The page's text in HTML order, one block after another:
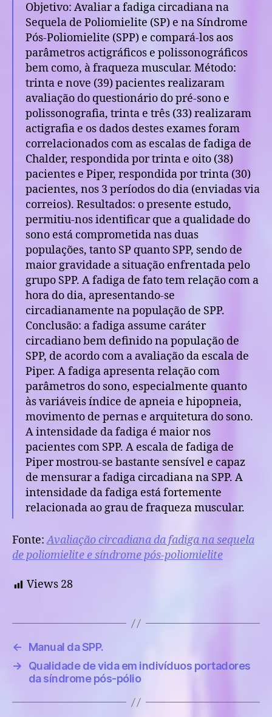
sequela
de
poliomielite
e
síndrome
pós-
poliomielite
Objetivo: Avaliar a fadiga circadiana na
Sequela de Poliomielite (SP) e na Síndrome
Pós-Poliomielite (SPP) e compará-los aos
parâmetros actigráficos e polissonográficos
bem como, à fraqueza muscular. Método:
trinta e nove (39) pacientes realizaram
avaliação do questionário do pré-sono e
polissonografia, trinta e três (33) realizaram
actigrafia e os dados destes exames foram
correlacionados com as escalas de fadiga de
Chalder, respondida por trinta e oito (38)
pacientes e Piper, respondida por trinta (30)
pacientes, nos 3 períodos do dia (enviadas via
correios). Resultados: o presente estudo,
permitiu-nos identificar que a qualidade do
sono está comprometida nas duas
populações, tanto SP quanto SPP, sendo de
maior gravidade a situação enfrentada pelo
grupo SPP. A fadiga de fato tem relação com a
hora do dia, apresentando-se
circadianamente na população de SPP.
Conclusão: a fadiga assume caráter
circadiano bem definido na população de
SPP, de acordo com a avaliação da escala de
Piper. A fadiga apresenta relação com
parâmetros do sono, especialmente quanto
às variáveis índice de apneia e hipopneia,
movimento de pernas e arquitetura do sono.
A intensidade da fadiga é maior nos
pacientes com SPP. A escala de fadiga de
Piper mostrou-se bastante sensível e capaz
de mensurar a fadiga circadiana na SPP. A
intensidade da fadiga está fortemente
relacionada ao grau de fraqueza muscular.
Fonte:Avaliação circadiana da fadiga na sequela
de poliomielite e síndrome pós-poliomielite
Views 28
←
Manual da SPP.
→
Qualidade de vida em indivíduos portadores
da síndrome pós-pólio